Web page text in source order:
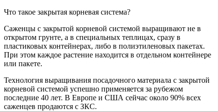
Что такое закрытая корневая система?
Саженцы с закрытой корневой системой выращивают не в
открытом грунте, а в специальных теплицах, сразу в
пластиковых контейнерах, либо в полиэтиленовых пакетах.
При этом каждое растение находится в отдельном контейнере
или пакете.
Технология выращивания посадочного материала с закрытой
корневой системой успешно применяется за рубежом
последние 40 лет. В Европе и США сейчас около 90% всех
саженцев продаются с ЗКС.